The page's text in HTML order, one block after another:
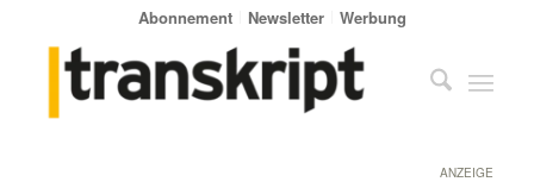
Abonnement Newsletter Werbung
ANZEIGE